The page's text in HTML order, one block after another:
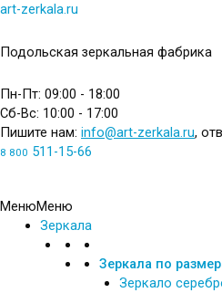
art-zerkala.ru
Подольская зеркальная фабрика
Пн-Пт: 09:00 - 18:00
Сб-Вс: 10:00 - 17:00
Пишите нам: info@art-zerkala.ru,
8 800 511-15-66
МенюМеню
Зеркала
Зеркала по
Зеркало